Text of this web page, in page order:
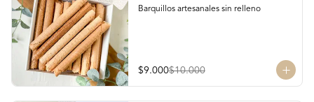
Barquillos artesanales sin relleno
$9.000$10.000